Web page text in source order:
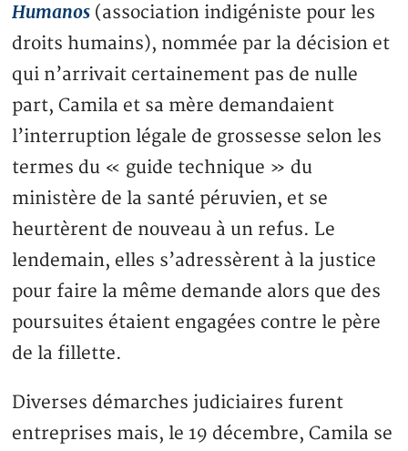
Humanos (association indigéniste pour les
droits humains), nommée par la décision et
qui n’arrivait certainement pas de nulle
part, Camila et sa mère demandaient
l’interruption légale de grossesse selon les
termes du « guide technique » du
ministère de la santé péruvien, et se
heurtèrent de nouveau à un refus. Le
lendemain, elles s’adressèrent à la justice
pour faire la même demande alors que des
poursuites étaient engagées contre le père
de la fillette.
Diverses démarches judiciaires furent
entreprises mais, le 19 décembre, Camila se